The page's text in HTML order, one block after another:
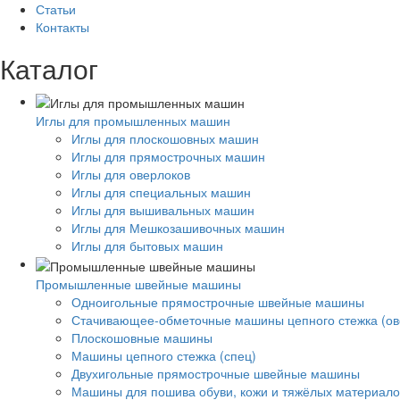
Статьи
Контакты
Каталог
Иглы для промышленных машин
Иглы для плоскошовных машин
Иглы для прямострочных машин
Иглы для оверлоков
Иглы для специальных машин
Иглы для вышивальных машин
Иглы для Мешкозашивочных машин
Иглы для бытовых машин
Промышленные швейные машины
Одноигольные прямострочные швейные машины
Стачивающее-обметочные машины цепного стежка
Плоскошовные машины
Машины цепного стежка (спец)
Двухигольные прямострочные швейные машины
Машины для пошива обуви, кожи и тяжёлых